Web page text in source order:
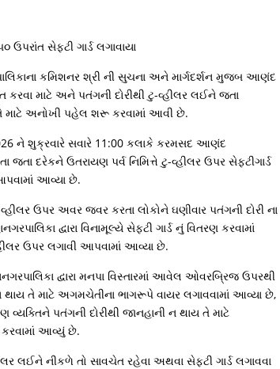
ઉપરાંત સેફટી ગાર્ડ લગાવાયા
કમિશનર શ્રી ની સુચના અને માર્ગદર્શન મુજબ આણંદ
કરવા માટે અને પતંગની દોરીથી ટુ-વ્હીલર લઈને જતા
અનોખી પહેલ શરૂ કરવામાં આવી છે.
ને શુક્રવારે સવારે 11:00 કલાકે કરમસદ આણંદ
દરેકને ઉતરાયણ પર્વ નિમિત્તે ટુ-વ્હીલર ઉપર સેફ્ટીગાર્ડ
આવ્યા છે.
ઉપર અવર જવર કરતા લોકોને ઘણીવાર પતંગની દોરી ના
દ્વારા વિનામૂલ્યે સેફટી ગાર્ડ નું વિતરણ કરવામાં
ઉપર લગાવી આપવામાં આવ્યા છે.
દ્વારા મનપા વિસ્તારમાં આવેલ ઓવરબ્રિજ ઉપરથી
થાય તે માટે અગમચેતીના ભાગરૂપે વાયર લગાવવામાં આવ્યા છે,
વ્યક્તિને પતંગની દોરીથી જાનહાની ન થાય તે માટે
કરવામાં આવ્યું છે.
લઈને નીકળે તો સાવચેત રહેવા અથવા સેફટી ગાર્ડ લગાવવા